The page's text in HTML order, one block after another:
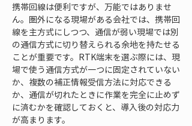
携帯回線は便利ですが、万能ではありませ
ん。圏外になる現場がある会社では、携帯回
線を主方式にしつつ、通信が弱い現場では別
の通信方式に切り替えられる余地を持たせる
ことが重要です。RTK端末を選ぶ際には、現
場で使う通信方式が一つに固定されていない
か、複数の補正情報受信方法に対応できる
か、通信が切れたときに作業を完全に止めず
に済むかを確認しておくと、導入後の対応力
が高まります。